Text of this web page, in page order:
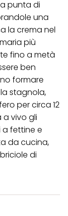
punta di
una
la crema nel
più
fino a metà
ben
formare
stagnola,
per circa 12
a vivo gli
a fettine e
da cucina,
di